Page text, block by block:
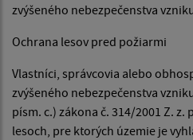
zvýšeného nebezpečenstva
Ochrana lesov pred požiarmi
Vlastníci, správcovia alebo
zvýšeného nebezpečenstva
písm. c.) zákona č. 314/2001 Z.
lesoch, pre ktorých územie je